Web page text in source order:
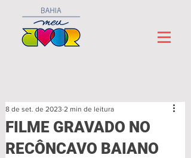
FILME GRAVADO NO
RECÔNCAVO BAIANO
8 de set. de 2023 2 min de leitura